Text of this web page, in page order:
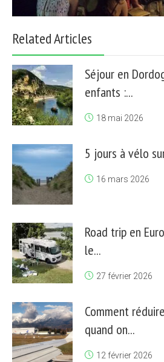
Related Articles
Séjour en
enfants :...
18 mai 2026
5 jours à vélo
16 mars 2026
Road trip en
le...
27 février 2026
Comment
quand on...
12 février 2026